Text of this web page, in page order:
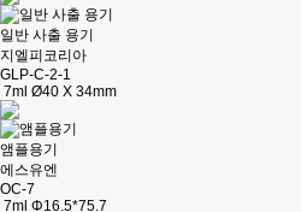
일반 사출 용기
지엘피코리아
GLP-C-2-1
7ml Ø40 X 34mm
앰플용기
에스유엔
OC-7
7ml Φ16.5*75.7